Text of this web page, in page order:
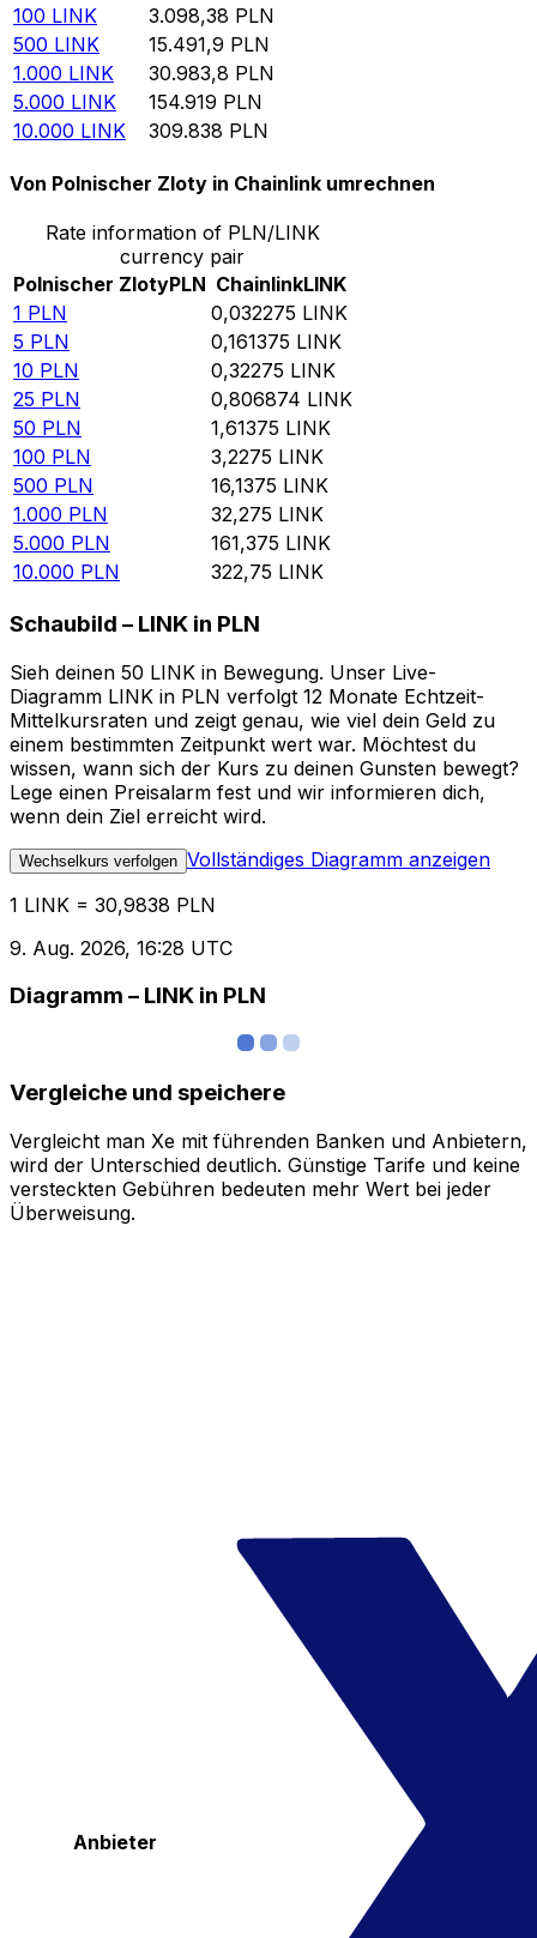
100 LINK 3.098,38 PLN
500 LINK 15.491,9 PLN
1.000 LINK 30.983,8 PLN
5.000 LINK 154.919 PLN
10.000 LINK 309.838 PLN
Von Polnischer Zloty in Chainlink umrechnen
Rate information of PLN/LINK
currency pair
Polnischer ZlotyPLN ChainlinkLINK
1 PLN 0,032275 LINK
5 PLN 0,161375 LINK
10 PLN 0,32275 LINK
25 PLN 0,806874 LINK
50 PLN 1,61375 LINK
100 PLN 3,2275 LINK
500 PLN 16,1375 LINK
1.000 PLN 32,275 LINK
5.000 PLN 161,375 LINK
10.000 PLN 322,75 LINK
Schaubild – LINK in PLN
Sieh deinen 50 LINK in Bewegung. Unser Live-
Diagramm LINK in PLN verfolgt 12 Monate Echtzeit-
Mittelkursraten und zeigt genau, wie viel dein Geld zu
einem bestimmten Zeitpunkt wert war. Möchtest du
wissen, wann sich der Kurs zu deinen Gunsten bewegt?
Lege einen Preisalarm fest und wir informieren dich,
wenn dein Ziel erreicht wird.
Wechselkurs verfolgen Vollständiges Diagramm anzeigen
1 LINK = 30,9838 PLN
9. Aug. 2026, 16:28 UTC
Diagramm – LINK in PLN
Vergleiche und speichere
Vergleicht man Xe mit führenden Banken und Anbietern,
wird der Unterschied deutlich. Günstige Tarife und keine
versteckten Gebühren bedeuten mehr Wert bei jeder
Überweisung.
Anbieter